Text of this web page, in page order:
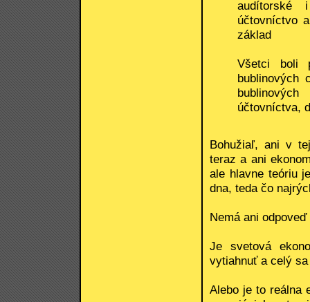
audítorské
účtovníctvo
základ
Všetci boli
bublinových
účtovníctva,
Bohužiaľ, ani v
teraz a ani
ale hlavne teóriu
dna, teda čo
Nemá ani
Je svetová
vytiahnuť a celý
Alebo je to reálna